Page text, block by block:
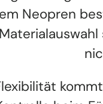
Neopren